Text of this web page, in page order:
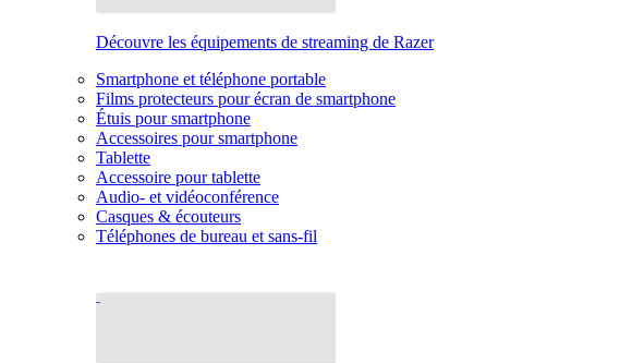
Découvre les équipements de streaming de Razer
Smartphone et téléphone portable
Films protecteurs pour écran de smartphone
Étuis pour smartphone
Accessoires pour smartphone
Tablette
Accessoire pour tablette
Audio- et vidéoconférence
Casques & écouteurs
Téléphones de bureau et sans-fil